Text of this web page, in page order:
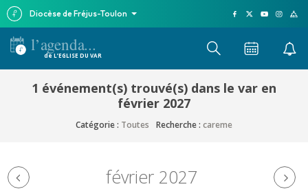
Diocèse de Fréjus-Toulon
l’agenda...
de L’EGLISE DU VAR
1 événement(s) trouvé(s) dans le var en
février 2027
Catégorie : Toutes Recherche : careme
février 2027